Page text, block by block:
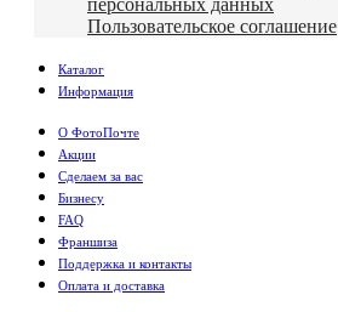
Пользовательское соглашение
Каталог
Информация
О ФотоПочте
Акции
Сделаем за вас
Бизнесу
FAQ
Франшиза
Поддержка и контакты
Оплата и доставка